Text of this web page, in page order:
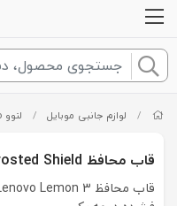
/ لوازم جانبی موبایل / لنوو Lenovo
قاب محافظ Lenovo Lemon 3 Super Frosted Shield